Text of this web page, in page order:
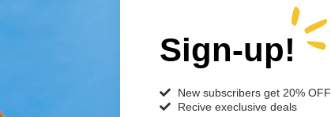
Sign-up!
New subscribers get 20% OFF
Recive execlusive deals